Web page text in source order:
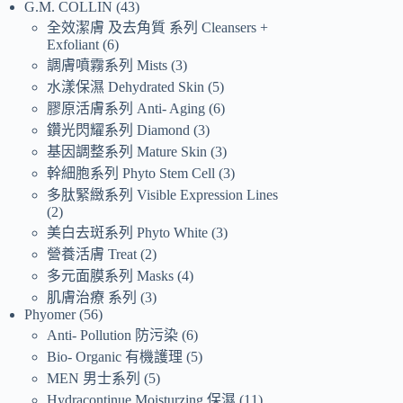
G.M. COLLIN 43
全效潔膚 及去角質 系列 Cleansers +
Exfoliant 6
調膚噴霧系列 Mists 3
水漾保濕 Dehydrated Skin
5
膠原活膚系列 Anti- Aging 6
鑽光閃耀系列 Diamond 3
基因調整系列 Mature Skin 3
幹細胞系列 Phyto Stem Cell 3
多肽緊緻系列 Visible Expression Lines
2
美白去斑系列 Phyto White 3
營養活膚 Treat 2
多元面膜系列 Masks 4
肌膚治療 系列
3
Phyomer 56
Anti- Pollution 防污染 6
Bio- Organic 有機護理
5
MEN 男士系列
5
Hydracontinue Moisturzing 保濕
11